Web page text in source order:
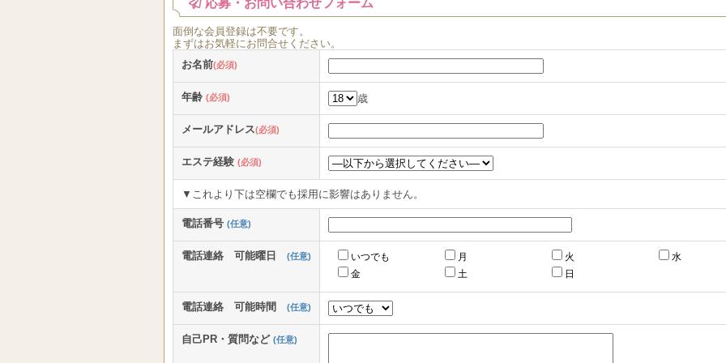
応募・お問い合わせフォーム
面倒な会員登録は不要です。
まずはお気軽にお問合せください。
お名前(必須)
年齢 (必須) 歳
メールアドレス(必須)
エステ経験 (必須)
▼これより下は空欄でも採用に影響はありません。
電話番号 (任意)
電話連絡 可能曜日 (任意) いつでも 月 火
水
金
土 日
電話連絡 可能時間 (任意)
自己PR・質問など (任意)